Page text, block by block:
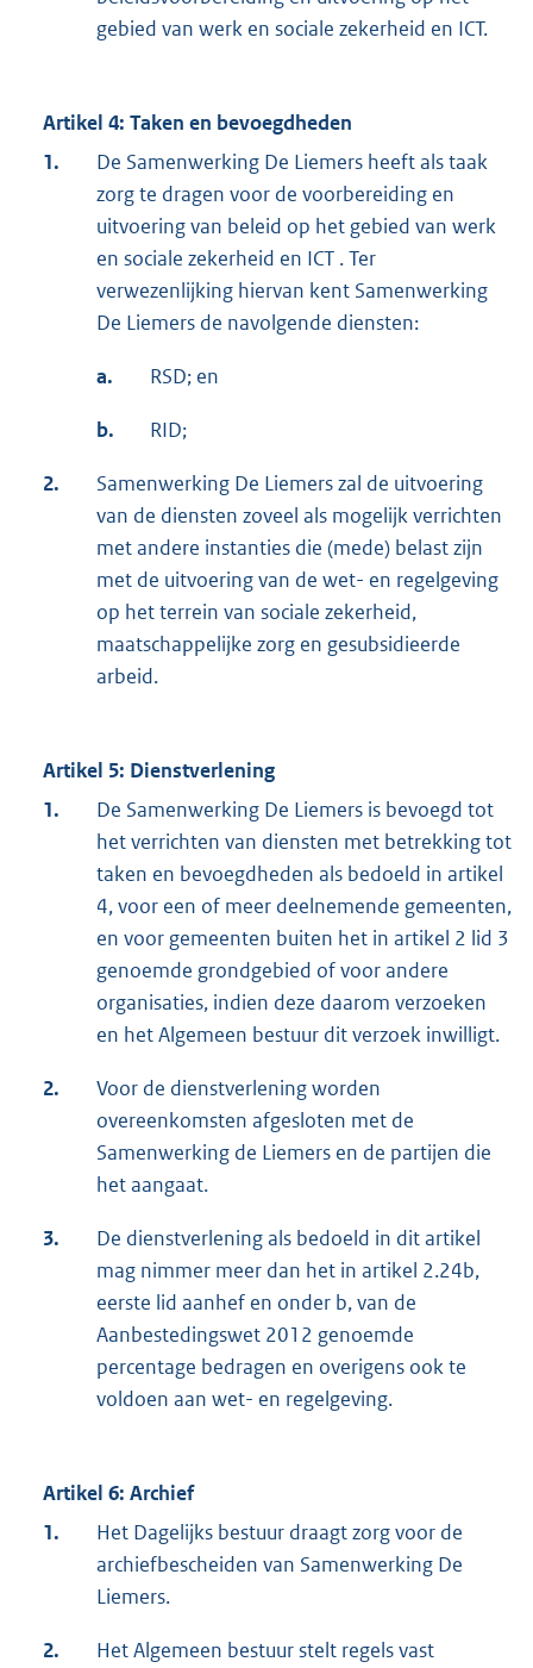
gebied van werk en sociale zekerheid en ICT.
Artikel 4: Taken en bevoegdheden
1.
De Samenwerking De Liemers heeft als taak
zorg te dragen voor de voorbereiding en
uitvoering van beleid op het gebied van werk
en sociale zekerheid en ICT . Ter
verwezenlijking hiervan kent Samenwerking
De Liemers de navolgende diensten:
a. RSD; en
b. RID;
2.
Samenwerking De Liemers zal de uitvoering
van de diensten zoveel als mogelijk verrichten
met andere instanties die (mede) belast zijn
met de uitvoering van de wet- en regelgeving
op het terrein van sociale zekerheid,
maatschappelijke zorg en gesubsidieerde
arbeid.
Artikel 5: Dienstverlening
1.
De Samenwerking De Liemers is bevoegd tot
het verrichten van diensten met betrekking tot
taken en bevoegdheden als bedoeld in artikel
4, voor een of meer deelnemende gemeenten,
en voor gemeenten buiten het in artikel 2 lid 3
genoemde grondgebied of voor andere
organisaties, indien deze daarom verzoeken
en het Algemeen bestuur dit verzoek inwilligt.
2.
Voor de dienstverlening worden
overeenkomsten afgesloten met de
Samenwerking de Liemers en de partijen die
het aangaat.
3.
De dienstverlening als bedoeld in dit artikel
mag nimmer meer dan het in artikel 2.24b,
eerste lid aanhef en onder b, van de
Aanbestedingswet 2012 genoemde
percentage bedragen en overigens ook te
voldoen aan wet- en regelgeving.
Artikel 6: Archief
1.
Het Dagelijks bestuur draagt zorg voor de
archiefbescheiden van Samenwerking De
Liemers.
2.
Het Algemeen bestuur stelt regels vast